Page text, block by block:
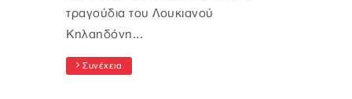
τραγούδια του Λουκιανού
Κηλαηδόνη...
Συνέχεια